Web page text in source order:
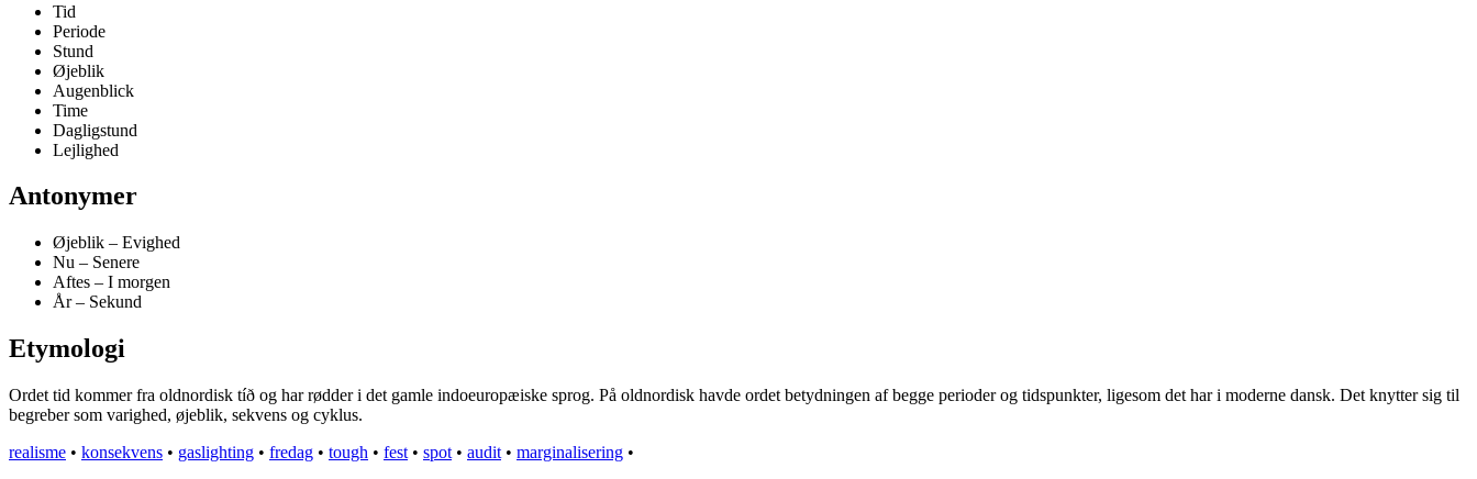
Tid
Periode
Stund
Øjeblik
Augenblick
Time
Dagligstund
Lejlighed
Antonymer
Øjeblik – Evighed
Nu – Senere
Aftes – I morgen
År – Sekund
Etymologi
Ordet tid kommer fra oldnordisk tíð og har rødder i det gamle indoeuropæiske sprog. På oldnordisk havde ordet betydningen af begge perioder og tidspunkter, ligesom det har i moderne dansk. Det knytter sig til
begreber som varighed, øjeblik, sekvens og cyklus.
realisme • konsekvens • gaslighting • fredag • tough • fest • spot • audit • marginalisering •